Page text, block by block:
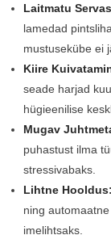
Laitmatu
lamedad
mustusekübe ei
Kiire
seade harjad
hügieenilise
Mugav
puhastust ilma
stressivabaks.
Lihtne Hooldus:
ning
imelihtsaks.